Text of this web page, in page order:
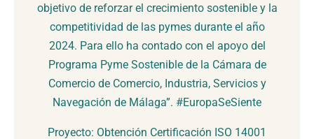
objetivo de reforzar el crecimiento sostenible y la
competitividad de las pymes durante el año
2024. Para ello ha contado con el apoyo del
Programa Pyme Sostenible de la Cámara de
Comercio de Comercio, Industria, Servicios y
Navegación de Málaga”. #EuropaSeSiente
Proyecto: Obtención Certificación ISO 14001